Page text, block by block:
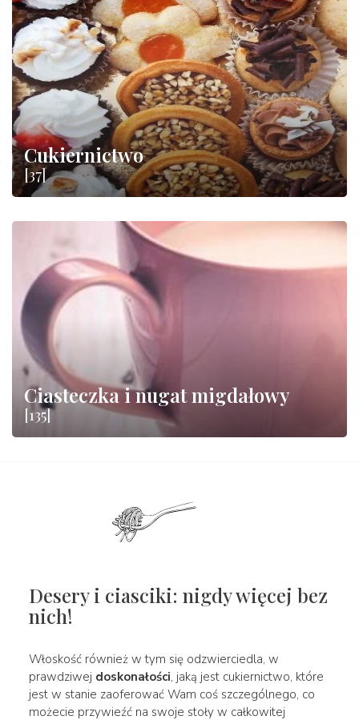
Cukiernictwo
[37]
Ciasteczka i nugat migdałowy
[135]
Desery i ciasciki: nigdy więcej bez
nich!
Włoskość również w tym się odzwierciedla, w
prawdziwej doskonałości, jaką jest cukiernictwo, które
jest w stanie zaoferować Wam coś szczególnego, co
możecie przywieźć na swoje stoły w całkowitej